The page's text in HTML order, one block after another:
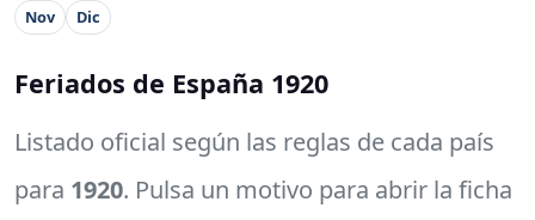
Nov
Dic
Feriados de España 1920
Listado oficial según las reglas de cada país
para 1920. Pulsa un motivo para abrir la ficha